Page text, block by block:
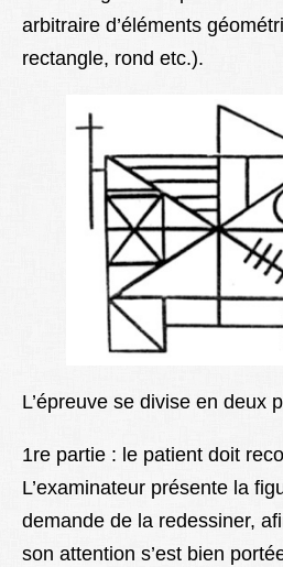
arbitraire d’éléments
rectangle, rond etc.).
L’épreuve se divise en deux
1re partie : le patient doit
L’examinateur présente la
demande de la redessiner,
son attention s’est bien